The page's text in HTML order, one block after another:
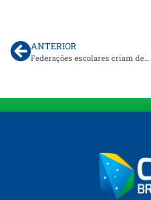
ANTERIOR
Federações escolares criam desafios virtuais para estimular atletas escolares na quarentena